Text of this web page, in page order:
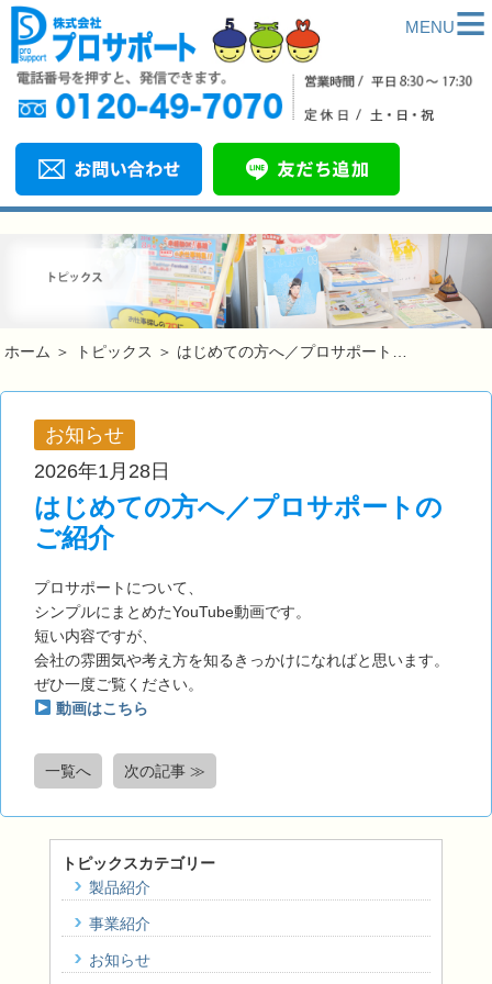
MENU≡
ホーム ＞ トピックス ＞ はじめての方へ／プロサポート…
お知らせ
2026年1月28日
はじめての方へ／プロサポートの
ご紹介
プロサポートについて、
シンプルにまとめたYouTube動画です。
短い内容ですが、
会社の雰囲気や考え方を知るきっかけになればと思います。
ぜひ一度ご覧ください。
動画はこちら
一覧へ 次の記事 ≫
トピックスカテゴリー
製品紹介
事業紹介
お知らせ